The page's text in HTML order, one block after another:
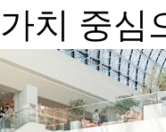
치 중심